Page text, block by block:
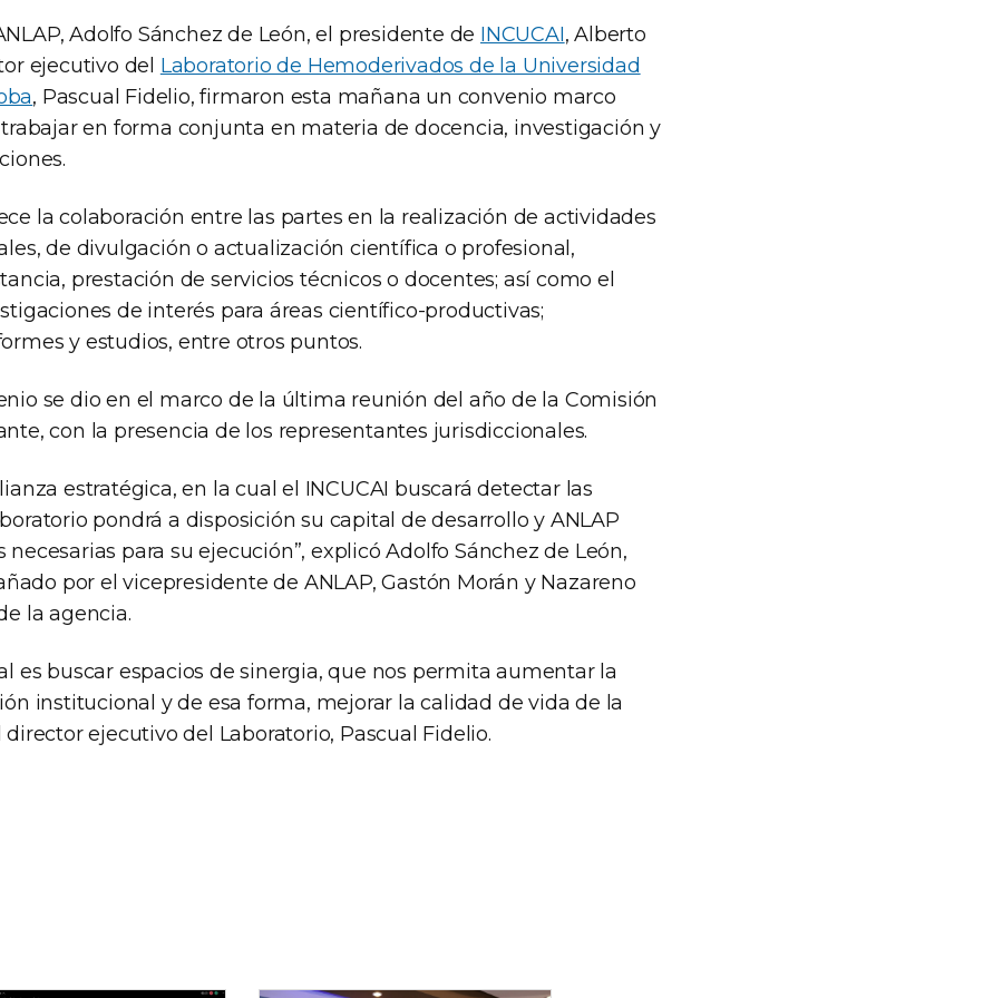
Adolfo Sánchez de León, el presidente de INCUCAI, Alberto
ejecutivo del Laboratorio de Hemoderivados de la Universidad
, Pascual Fidelio, firmaron esta mañana un convenio marco
en forma conjunta en materia de docencia, investigación y
la colaboración entre las partes en la realización de actividades
de divulgación o actualización científica o profesional,
prestación de servicios técnicos o docentes; así como el
de interés para áreas científico-productivas;
y estudios, entre otros puntos.
se dio en el marco de la última reunión del año de la Comisión
con la presencia de los representantes jurisdiccionales.
estratégica, en la cual el INCUCAI buscará detectar las
pondrá a disposición su capital de desarrollo y ANLAP
necesarias para su ejecución”, explicó Adolfo Sánchez de León,
por el vicepresidente de ANLAP, Gastón Morán y Nazareno
la agencia.
es buscar espacios de sinergia, que nos permita aumentar la
institucional y de esa forma, mejorar la calidad de vida de la
director ejecutivo del Laboratorio, Pascual Fidelio.